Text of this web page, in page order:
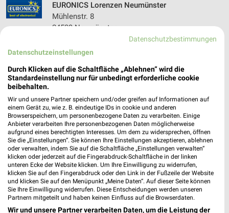
❯
EURONICS Lorenzen Neumünster
Mühlenstr. 8
24539 Neumünster
Heute 09:00 - 18:00 Uhr |
Süderstr. 53
25836 Garding
366,21 km • Angebote: 1 Prospekt
EURONICS Hemmoor
Bahnhofsstr. 21
21745 Hemmoor
311,16 km • Angebote: 1 Prospekt
Datenschutzbestimmungen
Datenschutzeinstellungen
Durch Klicken auf die Schaltfläche „Ablehnen“ wird die
Standardeinstellung nur für unbedingt erforderliche cookie
beibehalten.
Wir und unsere Partner speichern und/oder greifen auf Informationen auf
einem Gerät zu, wie z. B. eindeutige IDs in cookie und anderen
Browserspeichern, um personenbezogene Daten zu verarbeiten. Einige
Anbieter verarbeiten Ihre personenbezogenen Daten möglicherweise
aufgrund eines berechtigten Interesses. Um dem zu widersprechen, öffnen
Sie die „Einstellungen“. Sie können Ihre Einstellungen akzeptieren, ablehnen
oder verwalten, indem Sie auf die Schaltfläche „Einstellungen verwalten“
klicken oder jederzeit auf die Fingerabdruck-Schaltfläche in der linken
unteren Ecke der Website klicken. Um Ihre Einwilligung zu widerrufen,
klicken Sie auf den Fingerabdruck oder den Link in der Fußzeile der Website
und klicken Sie auf den Menüpunkt „Meine Daten“. Auf dieser Seite können
Sie Ihre Einwilligung widerrufen. Diese Entscheidungen werden unseren
Partnern mitgeteilt und haben keinen Einfluss auf die Browserdaten.
Wir und unsere Partner verarbeiten Daten, um die Leistung der